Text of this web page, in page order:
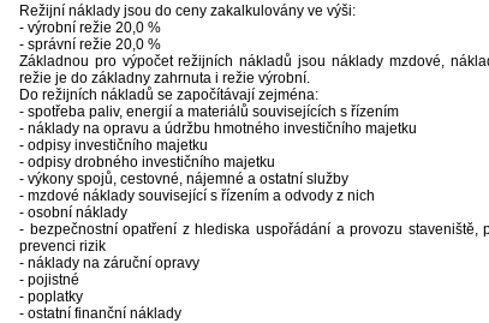
Režijní náklady jsou do ceny zakalkulovány ve výši:
- výrobní režie 20,0 %
- správní režie 20,0 %
Základnou pro výpočet režijních nákladů jsou náklady mzdové,
režie je do základny zahrnuta i režie výrobní.
Do režijních nákladů se započítávají zejména:
- spotřeba paliv, energií a materiálů souvisejících s řízením
- náklady na opravu a údržbu hmotného investičního majetku
- odpisy investičního majetku
- odpisy drobného investičního majetku
- výkony spojů, cestovné, nájemné a ostatní služby
- mzdové náklady související s řízením a odvody z nich
- osobní náklady
- bezpečnostní opatření z hlediska uspořádání a provozu staveniště,
prevenci rizik
- náklady na záruční opravy
- pojistné
- poplatky
- ostatní finanční náklady